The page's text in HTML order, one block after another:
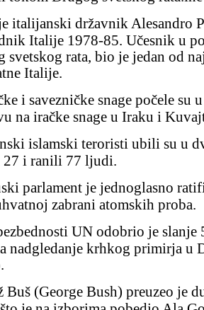
Italije 1978-85. Učesnik u
svetskog rata, bio je jedan od
Italije.
na iračke snage u Iraku i
27 i ranili 77 ljudi.
zabrani atomskih proba.
nadgledanje krhkog primirja u